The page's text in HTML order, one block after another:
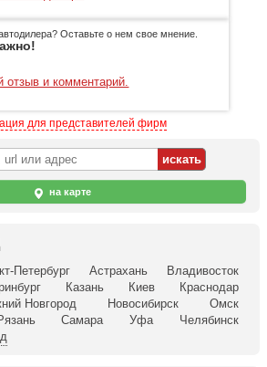
Оставьте о нем свое мнение.
отзыв и комментарий.
для представителей фирм
на карте
Петербург Астрахань
Владивосток
Казань Киев
Краснодар
Новгород Новосибирск
Омск
Самара Уфа
Челябинск